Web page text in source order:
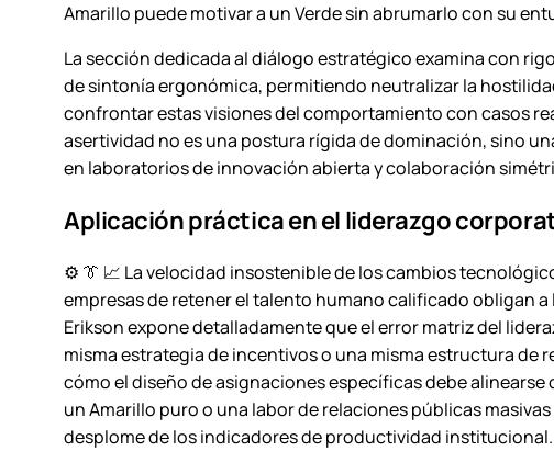
Amarillo puede motivar a un Verde sin abrumarlo con su
La sección dedicada al diálogo estratégico examina con
de sintonía ergonómica, permitiendo neutralizar la
confrontar estas visiones del comportamiento con casos
asertividad no es una postura rígida de dominación, sino
en laboratorios de innovación abierta y colaboración
Aplicación práctica en el liderazgo
⚙️ 👔 📈 La velocidad insostenible de los cambios
empresas de retener el talento humano calificado obligan
Erikson expone detalladamente que el error matriz del
misma estrategia de incentivos o una misma estructura
cómo el diseño de asignaciones específicas debe
un Amarillo puro o una labor de relaciones públicas
desplome de los indicadores de productividad institucional.